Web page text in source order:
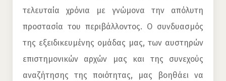
τελευταία χρόνια με γνώμονα την απόλυτη
προστασία του περιβάλλοντος. Ο συνδυασμός
της εξειδικευμένης ομάδας μας, των αυστηρών
επιστημονικών αρχών μας και της συνεχούς
αναζήτησης της ποιότητας, μας βοηθάει να